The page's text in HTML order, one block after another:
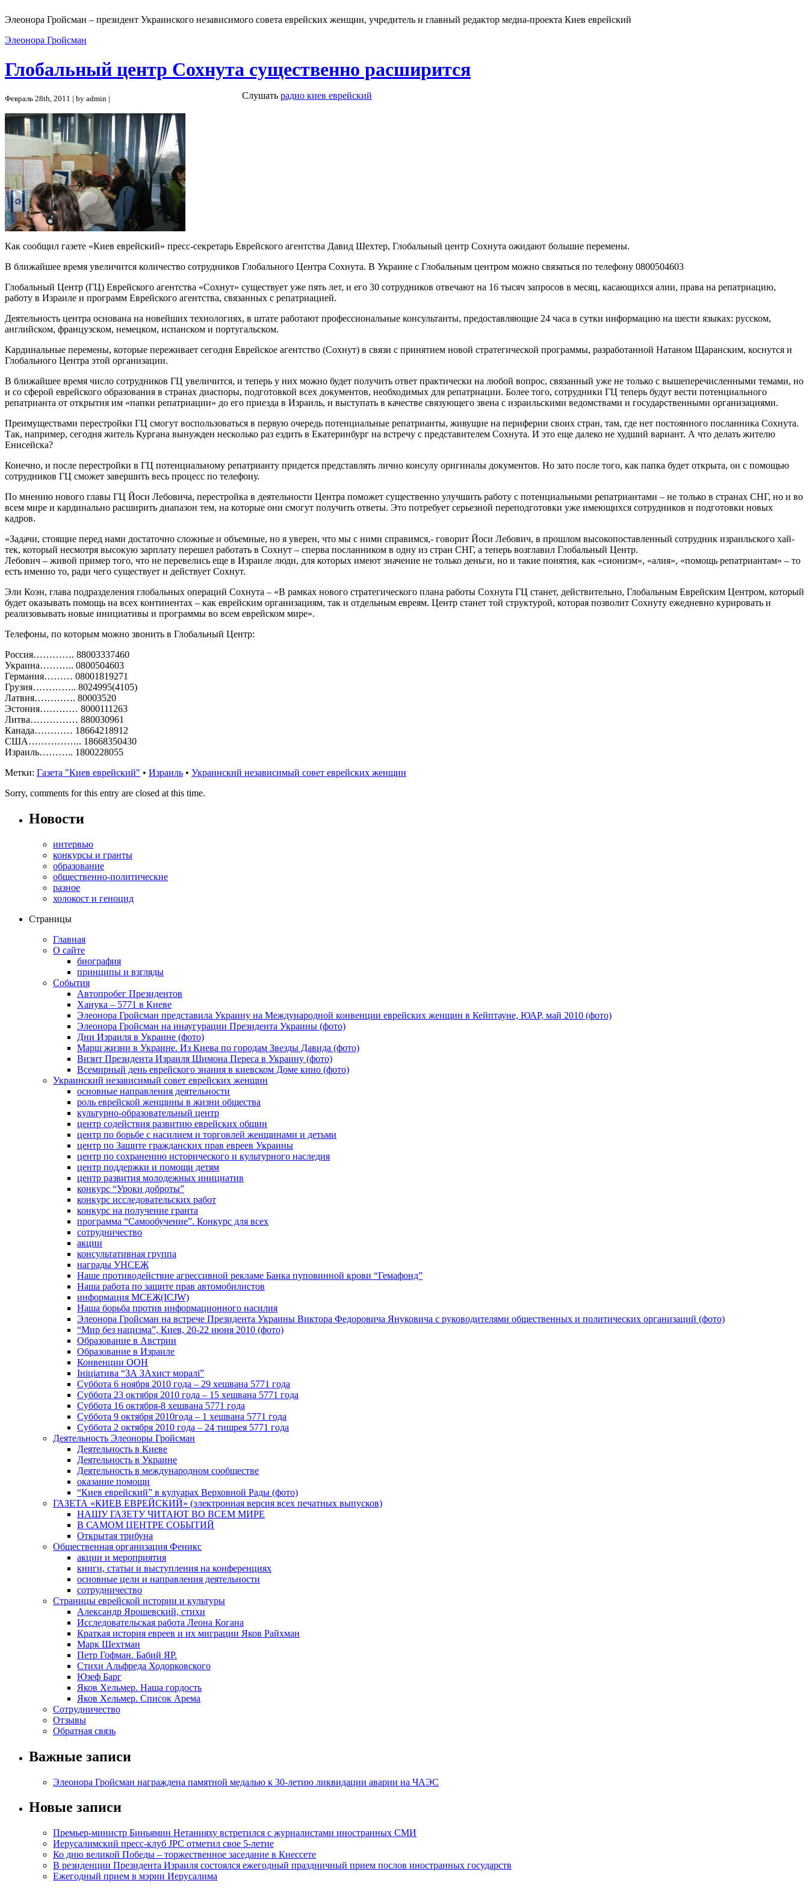
Элеонора Гройсман – президент Украинского независимого совета еврейских женщин, учредитель и главный редактор медиа-проекта Киев еврейский
Элеонора Гройсман
Слушать радио киев еврейский
Глобальный центр Сохнута существенно расширится
Февраль 28th, 2011 | by admin |
Как сообщил газете «Киев еврейский» пресс-секретарь Еврейского агентства Давид Шехтер, Глобальный центр Сохнута ожидают большие перемены.
В ближайшее время увеличится количество сотрудников Глобального Центра Сохнута. В Украине с Глобальным центром можно связаться по телефону 0800504603
Глобальный Центр (ГЦ) Еврейского агентства «Сохнут» существует уже пять лет, и его 30 сотрудников отвечают на 16 тысяч запросов в месяц, касающихся алии, права на репатриацию,
работу в Израиле и программ Еврейского агентства, связанных с репатриацией.
Деятельность центра основана на новейших технологиях, в штате работают профессиональные консультанты, предоставляющие 24 часа в сутки информацию на шести языках: русском,
английском, французском, немецком, испанском и португальском.
Кардинальные перемены, которые переживает сегодня Еврейское агентство (Сохнут) в связи с принятием новой стратегической программы, разработанной Натаном Щаранским, коснутся и
Глобального Центра этой организации.
В ближайшее время число сотрудников ГЦ увеличится, и теперь у них можно будет получить ответ практически на любой вопрос, связанный уже не только с вышеперечисленными темами, но
и со сферой еврейского образования в странах диаспоры, подготовкой всех документов, необходимых для репатриации. Более того, сотрудники ГЦ теперь будут вести потенциального
репатрианта от открытия им «папки репатриации» до его приезда в Израиль, и выступать в качестве связующего звена с израильскими ведомствами и государственными организациями.
Преимуществами перестройки ГЦ смогут воспользоваться в первую очередь потенциальные репатрианты, живущие на периферии своих стран, там, где нет постоянного посланника Сохнута.
Так, например, сегодня житель Кургана вынужден несколько раз ездить в Екатеринбург на встречу с представителем Сохнута. И это еще далеко не худший вариант. А что делать жителю
Енисейска?
Конечно, и после перестройки в ГЦ потенциальному репатрианту придется представлять лично консулу оригиналы документов. Но зато после того, как папка будет открыта, он с помощью
сотрудников ГЦ сможет завершить весь процесс по телефону.
По мнению нового главы ГЦ Йоси Лебовича, перестройка в деятельности Центра поможет существенно улучшить работу с потенциальными репатриантами – не только в странах СНГ, но и во
всем мире и кардинально расширить диапазон тем, на которые они смогут получить ответы. Это потребует серьезной переподготовки уже имеющихся сотрудников и подготовки новых
кадров.
«Задачи, стоящие перед нами достаточно сложные и объемные, но я уверен, что мы с ними справимся,- говорит Йоси Лебович, в прошлом высокопоставленный сотрудник израильского хай-
тек, который несмотря высокую зарплату перешел работать в Сохнут – сперва посланником в одну из стран СНГ, а теперь возглавил Глобальный Центр.
Лебович – живой пример того, что не перевелись еще в Израиле люди, для которых имеют значение не только деньги, но и такие понятия, как «сионизм», «алия», «помощь репатриантам» – то
есть именно то, ради чего существует и действует Сохнут.
Эли Коэн, глава подразделения глобальных операций Сохнута – «В рамках нового стратегического плана работы Сохнута ГЦ станет, действительно, Глобальным Еврейским Центром, который
будет оказывать помощь на всех континентах – как еврейским организациям, так и отдельным евреям. Центр станет той структурой, которая позволит Сохнуту ежедневно курировать и
реализовывать новые инициативы и программы во всем еврейском мире».
Телефоны, по которым можно звонить в Глобальный Центр:
Россия…………. 88003337460
Украина……….. 0800504603
Германия……… 08001819271
Грузия………….. 8024995(4105)
Латвия…………. 80003520
Эстония………… 8000111263
Литва…………… 880030961
Канада………… 18664218912
США…………….. 18668350430
Израиль……….. 1800228055
Метки: Газета "Киев еврейский" • Израиль • Украинский независимый совет еврейских женщин
Sorry, comments for this entry are closed at this time.
Новости
интервью
конкурсы и гранты
образование
общественно-политические
разное
холокост и геноцид
Страницы
Главная
О сайте
биография
принципы и взгляды
События
Автопробег Президентов
Ханука – 5771 в Киеве
Элеонора Гройсман представила Украину на Международной конвенции еврейских женщин в Кейптауне, ЮАР, май 2010 (фото)
Элеонора Гройсман на инаугурации Президента Украины (фото)
Дни Израиля в Украине (фото)
Марш жизни в Украине. Из Киева по городам Звезды Давида (фото)
Визит Президента Израиля Шимона Переса в Украину (фото)
Всемирный день еврейского знания в киевском Доме кино (фото)
Украинский независимый совет еврейских женщин
основные направления деятельности
роль еврейской женщины в жизни общества
культурно-образовательный центр
центр содействия развитию еврейских общин
центр по борьбе с насилием и торговлей женщинами и детьми
центр по Защите гражданских прав евреев Украины
центр по сохранению исторического и культурного наследия
центр поддержки и помощи детям
центр развития молодежных инициатив
конкурс “Уроки доброты”
конкурс исследовательских работ
конкурс на получение гранта
программа “Самообучение”. Конкурс для всех
сотрудничество
акции
консультативная группа
награды УНСЕЖ
Наше противодействие агрессивной рекламе Банка пуповинной крови “Гемафонд”
Наша работа по защите прав автомобилистов
информация МСЕЖ(ICJW)
Наша борьба против информационного насилия
Элеонора Гройсман на встрече Президента Украины Виктора Федоровича Януковича с руководителями общественных и политических организаций (фото)
“Мир без нацизма”, Киев, 20-22 июня 2010 (фото)
Образование в Австрии
Образование в Израиле
Конвенции ООН
Ініціатива “ЗА ЗАхист моралі”
Суббота 6 ноября 2010 года – 29 хешвана 5771 года
Суббота 23 октября 2010 года – 15 хешвана 5771 года
Суббота 16 октября-8 хешвана 5771 года
Суббота 9 октября 2010года – 1 хешвана 5771 года
Суббота 2 октября 2010 года – 24 тишрея 5771 года
Деятельность Элеоноры Гройсман
Деятельность в Киеве
Деятельность в Украине
Деятельность в международном сообществе
оказание помощи
“Киев еврейский” в кулуарах Верховной Рады (фото)
ГАЗЕТА «КИЕВ ЕВРЕЙСКИЙ» (электронная версия всех печатных выпусков)
НАШУ ГАЗЕТУ ЧИТАЮТ ВО ВСЕМ МИРЕ
В САМОМ ЦЕНТРЕ СОБЫТИЙ
Открытая трибуна
Общественная организация Феникс
акции и мероприятия
книги, статьи и выступления на конференциях
основные цели и направления деятельности
сотрудничество
Страницы еврейской истории и культуры
Александр Ярошевский, стихи
Исследовательская работа Леона Когана
Краткая история евреев и их миграции Яков Райхман
Марк Шехтман
Петр Гофман. Бабий ЯР.
Стихи Альфреда Ходорковского
Юзеф Барг
Яков Хельмер. Наша гордость
Яков Хельмер. Список Арема
Сотрудничество
Отзывы
Обратная связь
Важные записи
Элеонора Гройсман награждена памятной медалью к 30-летию ликвидации аварии на ЧАЭС
Новые записи
Премьер-министр Биньямин Нетанияху встретился с журналистами иностранных СМИ
Иерусалимский пресс-клуб JPC отметил свое 5-летие
Ко дню великой Победы – торжественное заседание в Кнессете
В резиденции Президента Израиля состоялся ежегодный праздничный прием послов иностранных государств
Ежегодный прием в мэрии Иерусалима